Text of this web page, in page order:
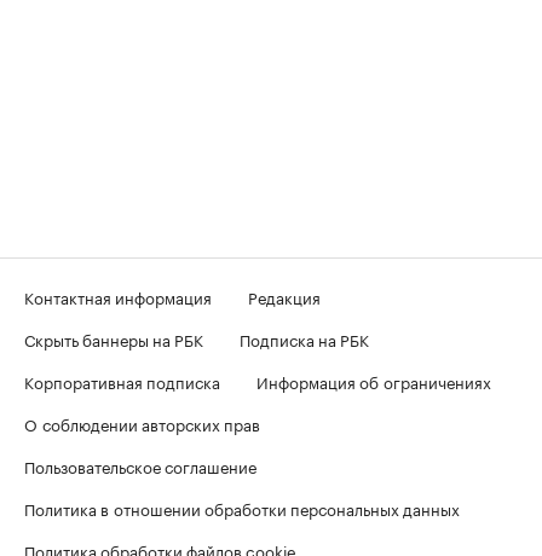
Контактная информация
Редакция
Скрыть баннеры на РБК
Подписка на РБК
Корпоративная подписка
Информация об ограничениях
О соблюдении авторских прав
Пользовательское соглашение
Политика в отношении обработки персональных данных
Политика обработки файлов cookie